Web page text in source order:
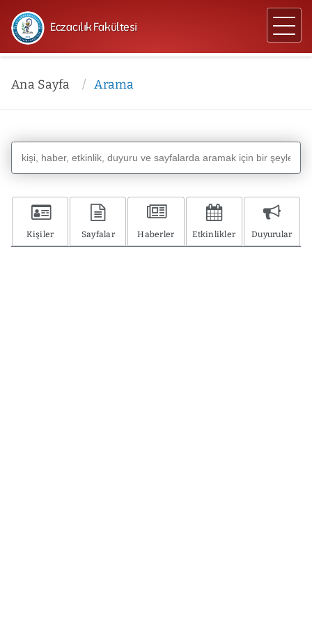
Eczacılık Fakültesi
Ana Sayfa Arama
Kişiler Sayfalar Haberler Etkinlikler Duyurular